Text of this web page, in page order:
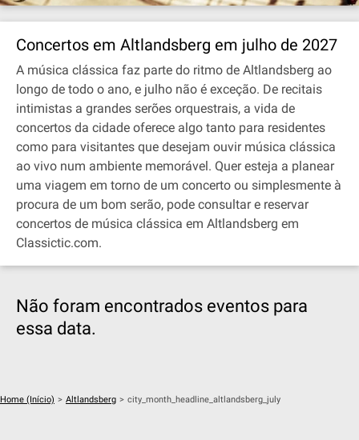
Concertos em Altlandsberg em julho de 2027
A música clássica faz parte do ritmo de Altlandsberg ao
longo de todo o ano, e julho não é exceção. De recitais
intimistas a grandes serões orquestrais, a vida de
concertos da cidade oferece algo tanto para residentes
como para visitantes que desejam ouvir música clássica
ao vivo num ambiente memorável. Quer esteja a planear
uma viagem em torno de um concerto ou simplesmente à
procura de um bom serão, pode consultar e reservar
concertos de música clássica em Altlandsberg em
Classictic.com.
Não foram encontrados eventos para
essa data.
Home (Início) > Altlandsberg > city_month_headline_altlandsberg_july